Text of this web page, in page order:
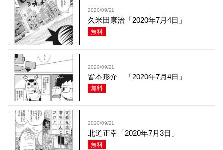
2020/09/21
久米田康治「2020年7月4日」
無料
2020/09/21
皆本形介 「2020年7月4日」
無料
2020/09/21
北道正幸「2020年7月3日」
無料